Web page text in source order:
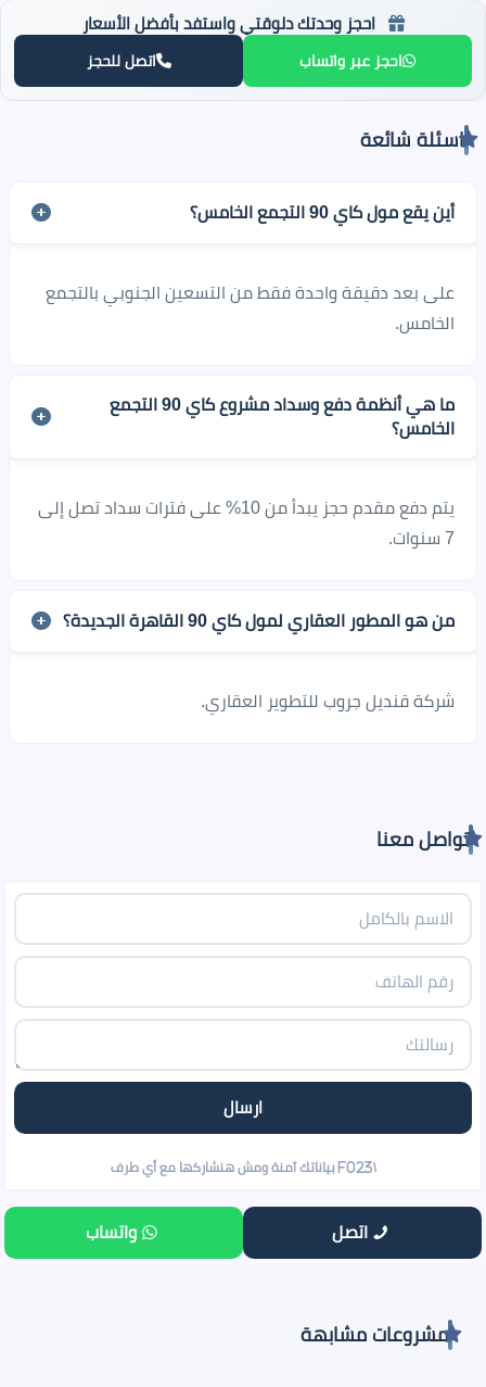
احجز وحدتك دلوقتي واستفد بأفضل الأسعار
احجز عبر واتساب اتصل للحجز
اسئلة شائعة
أين يقع مول كاي 90 التجمع الخامس؟
على بعد دقيقة واحدة فقط من التسعين الجنوبي بالتجمع
الخامس.
ما هي أنظمة دفع وسداد مشروع كاي 90 التجمع
الخامس؟
يتم دفع مقدم حجز يبدأ من 10% على فترات سداد تصل إلى
7 سنوات.
من هو المطور العقاري لمول كاي 90 القاهرة الجديدة؟
شركة قنديل جروب للتطوير العقاري.
تواصل معنا
اتصل واتساب
مشروعات مشابهة